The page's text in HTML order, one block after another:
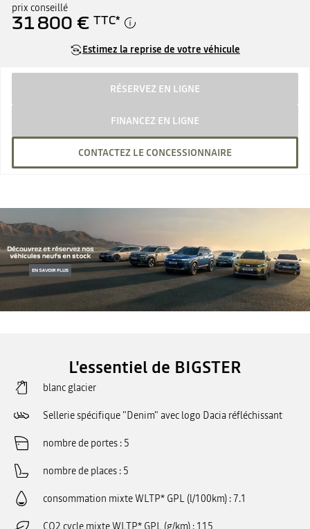
prix conseillé
31 800 € TTC*
Estimez la reprise de votre véhicule
RÉSERVEZ EN LIGNE
FINANCEZ EN LIGNE
CONTACTEZ LE CONCESSIONNAIRE
L'essentiel de BIGSTER
blanc glacier
Sellerie spécifique "Denim" avec logo Dacia réfléchissant
nombre de portes 5
nombre de places 5
consommation mixte WLTP* GPL (l/100km) 7.1